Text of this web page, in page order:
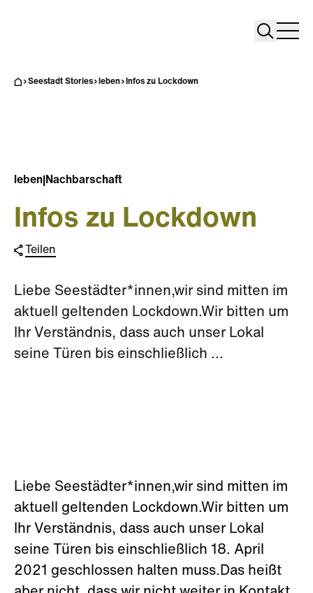
Search
Seestadt Stories leben Infos zu Lockdown
leben Nachbarschaft
Infos zu Lockdown
Teilen
Liebe Seestädter*innen,wir sind mitten im
aktuell geltenden Lockdown.Wir bitten um
Ihr Verständnis, dass auch unser Lokal
seine Türen bis einschließlich ...
Liebe Seestädter*innen,wir sind mitten im
aktuell geltenden Lockdown.Wir bitten um
Ihr Verständnis, dass auch unser Lokal
seine Türen bis einschließlich 18. April
2021 geschlossen halten muss.Das heißt